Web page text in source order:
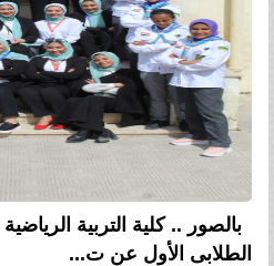
بالصور .. كلية التربية
الطلابى الأول عن ت...